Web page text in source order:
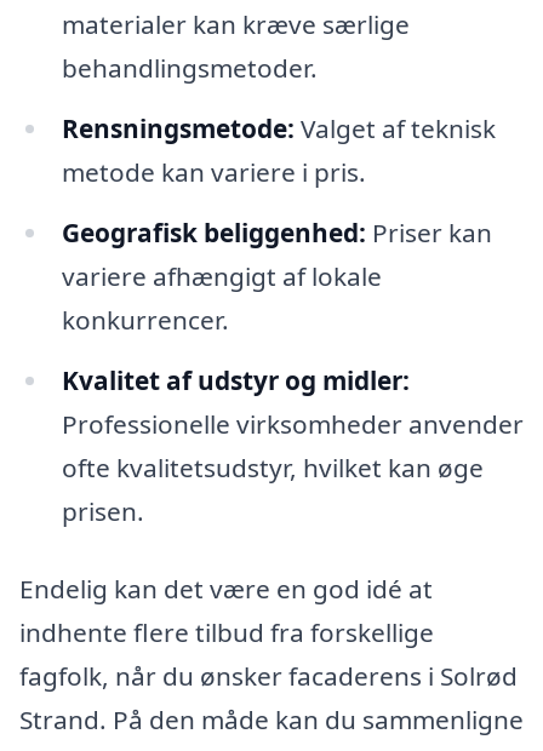
materialer kan kræve særlige
behandlingsmetoder.
Rensningsmetode: Valget af teknisk
metode kan variere i pris.
Geografisk beliggenhed: Priser kan
variere afhængigt af lokale
konkurrencer.
Kvalitet af udstyr og midler:
Professionelle virksomheder anvender
ofte kvalitetsudstyr, hvilket kan øge
prisen.
Endelig kan det være en god idé at
indhente flere tilbud fra forskellige
fagfolk, når du ønsker facaderens i Solrød
Strand. På den måde kan du sammenligne